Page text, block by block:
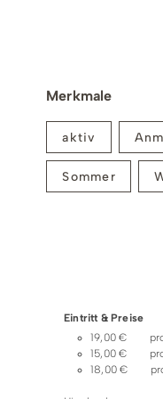
Winterberg
Teilnehmer:
Mindest-/
Wir
Enthaltene
Filmbeitrag
Merkmale
aktiv
Sommer
Eintritt & Preise
19,00 € pro
15,00 € pro
18,00 € pro